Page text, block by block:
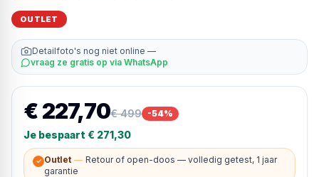
OUTLET
Detailfoto's nog niet online —
vraag ze gratis op via WhatsApp
€ 227,70€ 499 -54%
Je bespaart € 271,30
✓ Outlet — Retour of open-doos — volledig getest, 1 jaar
garantie